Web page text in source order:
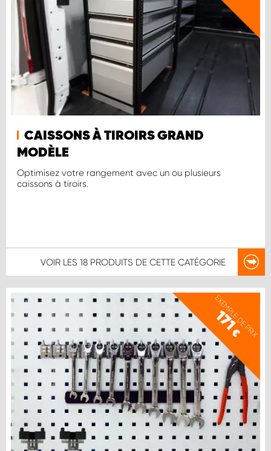
CAISSONS À TIROIRS GRAND
MODÈLE
Optimisez votre rangement avec un ou plusieurs
caissons à tiroirs.
VOIR LES 18 PRODUITS DE CETTE CATÉGORIE
EXEMPLE DE PRIX
171
€